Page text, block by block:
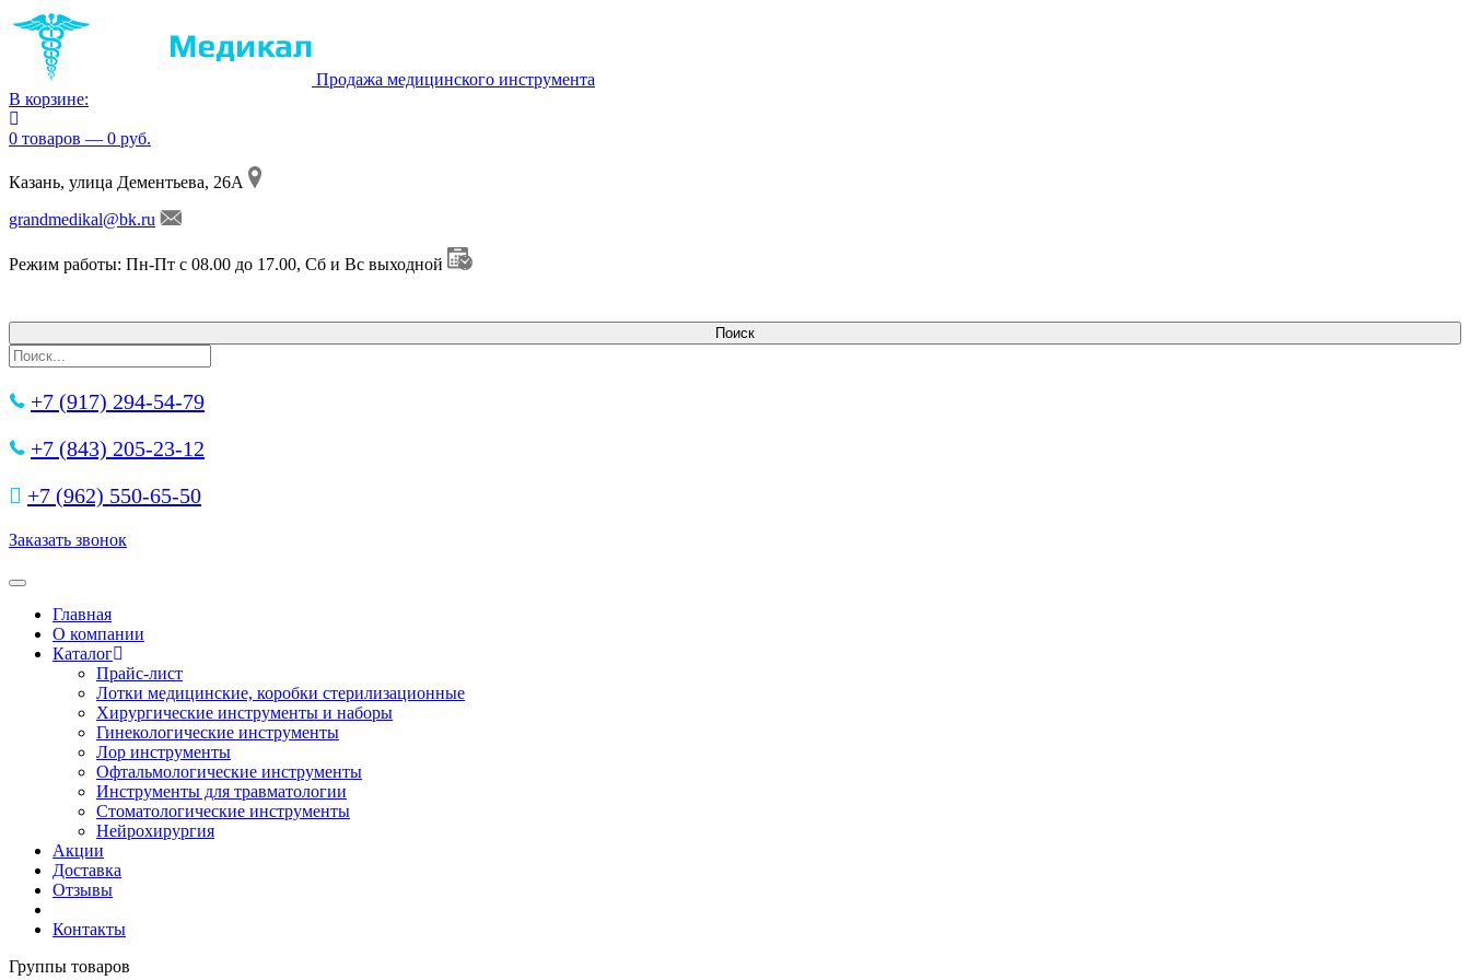
Продажа медицинского инструмента
В корзине:
0 товаров — 0 руб.
Казань, улица Дементьева, 26А
grandmedikal@bk.ru
Режим работы: Пн-Пт с 08.00 до 17.00, Сб и Вс выходной
+7 (917) 294-54-79
+7 (843) 205-23-12
+7 (962) 550‑65‑50‬
Заказать звонок
Toggle navigation
Главная
О компании
Каталог
Прайс-лист
Лотки медицинские, коробки стерилизационные
Хирургические инструменты и наборы
Гинекологические инструменты
Лор инструменты
Офтальмологические инструменты
Инструменты для травматологии
Стоматологические инструменты
Нейрохирургия
Акции
Доставка
Отзывы
Контакты
Группы товаров